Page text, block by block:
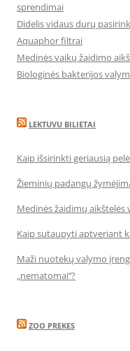
sprendimai
Didelis vidaus durų
Aquaphor filtrai
Medinės vaikų žaidimo
Biologinės bakterijos
LEKTUVU BILIETAI
Kaip išsirinkti geriausią
Žieminių padangų
Medinės žaidimų
Kaip sutaupyti aptveriant
Maži nuotekų valymo
„nematomai‘‘?
ZOO PREKES